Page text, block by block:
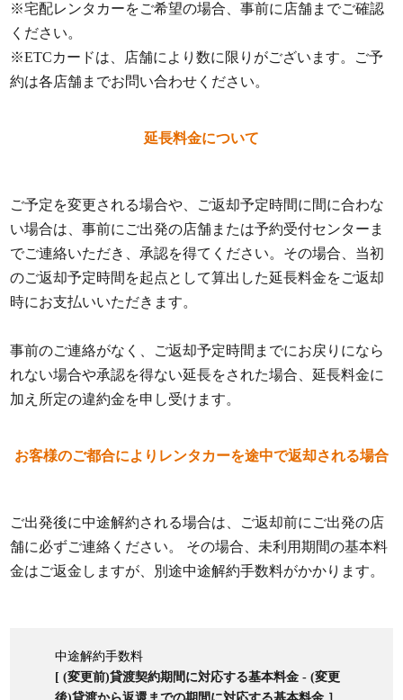
※宅配レンタカーをご希望の場合、事前に店舗までご確認
ください。
※ETCカードは、店舗により数に限りがございます。ご予
約は各店舗までお問い合わせください。
延長料金について
ご予定を変更される場合や、ご返却予定時間に間に合わな
い場合は、事前にご出発の店舗または予約受付センターま
でご連絡いただき、承認を得てください。その場合、当初
のご返却予定時間を起点として算出した延長料金をご返却
時にお支払いいただきます。
事前のご連絡がなく、ご返却予定時間までにお戻りになら
れない場合や承認を得ない延長をされた場合、延長料金に
加え所定の違約金を申し受けます。
お客様のご都合によりレンタカーを途中で返却される場合
ご出発後に中途解約される場合は、ご返却前にご出発の店
舗に必ずご連絡ください。 その場合、未利用期間の基本料
金はご返金しますが、別途中途解約手数料がかかります。
中途解約手数料
[ (変更前)貸渡契約期間に対応する基本料金 - (変更